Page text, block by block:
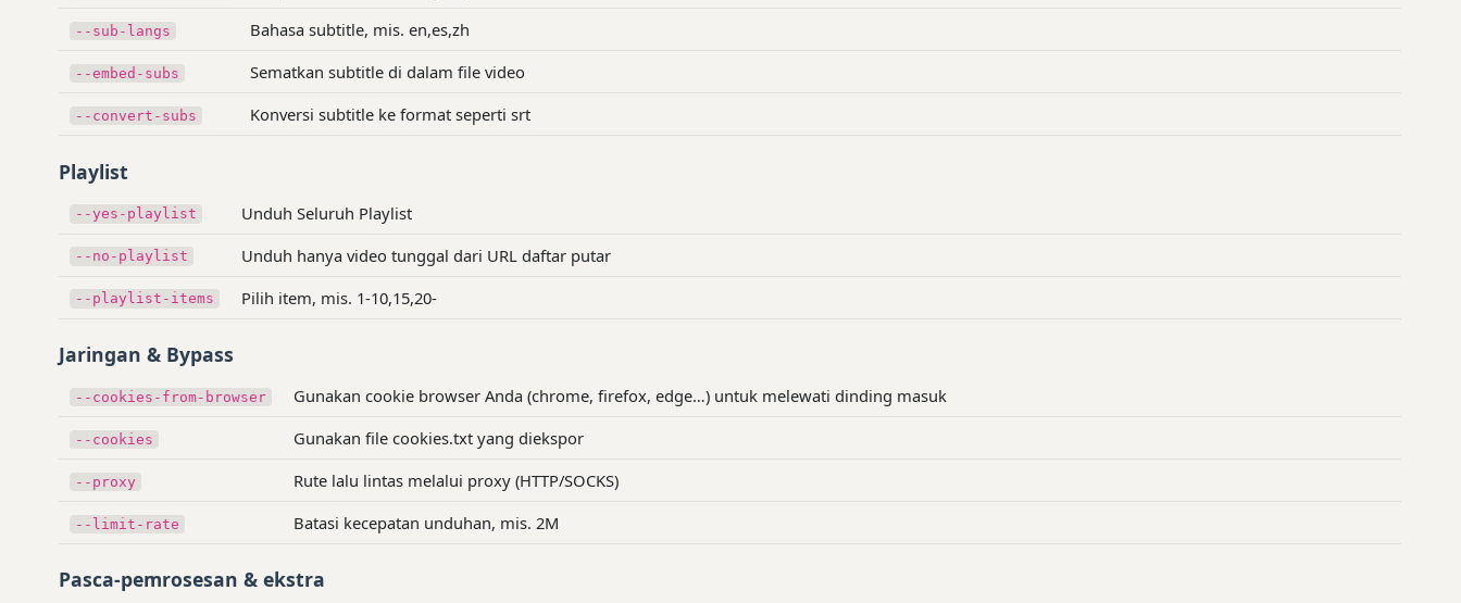
--sub-langs Bahasa subtitle, mis. en,es,zh
--embed-subs Sematkan subtitle di dalam file video
--convert-subs Konversi subtitle ke format seperti srt
Playlist
--yes-playlist Unduh Seluruh Playlist
--no-playlist Unduh hanya video tunggal dari URL daftar putar
--playlist-items Pilih item, mis. 1-10,15,20-
Jaringan & Bypass
--cookies-from-browser Gunakan cookie browser Anda (chrome, firefox, edge…) untuk melewati dinding masuk
--cookies Gunakan file cookies.txt yang diekspor
--proxy Rute lalu lintas melalui proxy (HTTP/SOCKS)
--limit-rate Batasi kecepatan unduhan, mis. 2M
Pasca-pemrosesan & ekstra